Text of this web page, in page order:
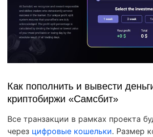
Как пополнить и вывести
криптобиржи «Самсбит»
Все транзакции в рамках проекта
через цифровые кошельки. Размер